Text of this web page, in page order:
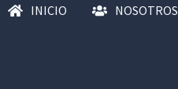
INICIO NOSOTROS